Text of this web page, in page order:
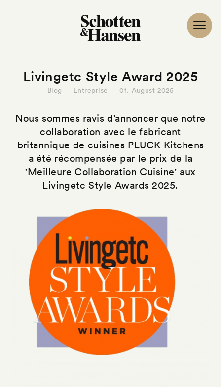
Livingetc Style Award 2025
Blog — Entreprise — 01. August 2025
Nous sommes ravis d’annoncer que notre
collaboration avec le fabricant
britannique de cuisines PLUCK Kitchens
a été récompensée par le prix de la
'Meilleure Collaboration Cuisine' aux
Livingetc Style Awards 2025.